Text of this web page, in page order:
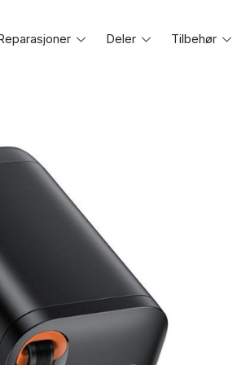
ToggleDeler
ToggleTilbehør